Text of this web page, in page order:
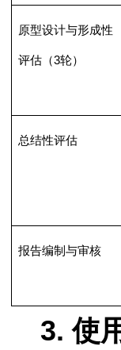
原型设计与形成性
评估（3轮）
总结性评估
报告编制与审核
3.使